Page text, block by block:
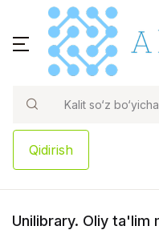
Qidirish
Unilibrary. Oliy ta'lim